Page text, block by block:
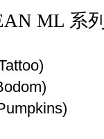
ML 系